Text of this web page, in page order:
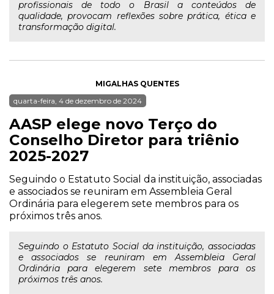
profissionais de todo o Brasil a conteúdos de
qualidade, provocam reflexões sobre prática, ética e
transformação digital.
MIGALHAS QUENTES
quarta-feira, 4 de dezembro de 2024
AASP elege novo Terço do
Conselho Diretor para triênio
2025-2027
Seguindo o Estatuto Social da instituição, associadas
e associados se reuniram em Assembleia Geral
Ordinária para elegerem sete membros para os
próximos três anos.
Seguindo o Estatuto Social da instituição, associadas
e associados se reuniram em Assembleia Geral
Ordinária para elegerem sete membros para os
próximos três anos.